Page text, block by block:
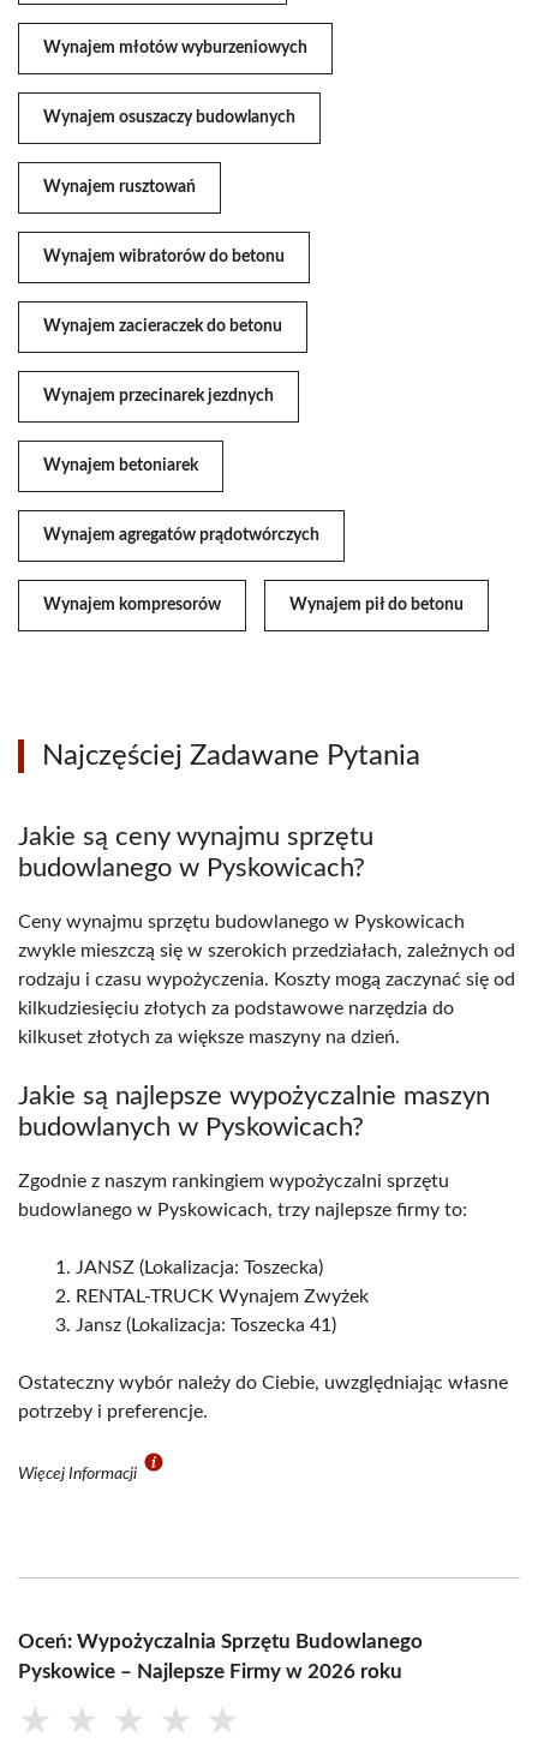
Wynajem młotów wyburzeniowych
Wynajem osuszaczy budowlanych
Wynajem rusztowań
Wynajem wibratorów do betonu
Wynajem zacieraczek do betonu
Wynajem przecinarek jezdnych
Wynajem betoniarek
Wynajem agregatów prądotwórczych
Wynajem kompresorów Wynajem pił do betonu
Najczęściej Zadawane Pytania
Jakie są ceny wynajmu sprzętu
budowlanego w Pyskowicach?
Ceny wynajmu sprzętu budowlanego w Pyskowicach
zwykle mieszczą się w szerokich przedziałach, zależnych od
rodzaju i czasu wypożyczenia. Koszty mogą zaczynać się od
kilkudziesięciu złotych za podstawowe narzędzia do
kilkuset złotych za większe maszyny na dzień.
Jakie są najlepsze wypożyczalnie maszyn
budowlanych w Pyskowicach?
Zgodnie z naszym rankingiem wypożyczalni sprzętu
budowlanego w Pyskowicach, trzy najlepsze firmy to:
JANSZ (Lokalizacja: Toszecka)
RENTAL-TRUCK Wynajem Zwyżek
Jansz (Lokalizacja: Toszecka 41)
Ostateczny wybór należy do Ciebie, uwzględniając własne
potrzeby i preferencje.
Więcej Informacji
Oceń: Wypożyczalnia Sprzętu Budowlanego
Pyskowice – Najlepsze Firmy w 2026 roku
★ ★ ★ ★ ★